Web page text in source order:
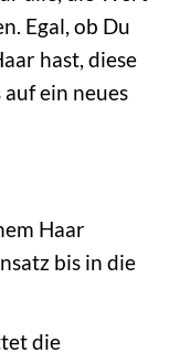
Egal, ob Du
hast, diese
ein neues
Haar
bis in die
die